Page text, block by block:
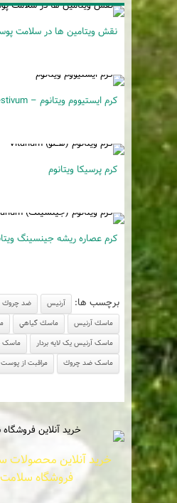
نقش ویتامین‌ ها در سلامت
کرم ایستیووم ویتانوم – Vitanum Aestivum
کرم پرسیکا ویتانوم
کرم عصاره ریشه جینسینگ
برچسب ها: آرنيس ضد چروك
ماسك آرنيس
ماسك گياهي
ماسک آرنیس یک لایه بردار
ماسک
ماسک ضد چروك
مراقبت از پوست
خرید آنلاین محصولات
فروشگاه